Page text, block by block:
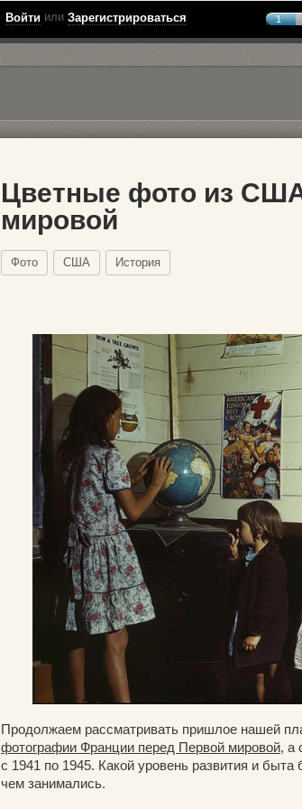
Войти или Зарегистрироваться 1
Цветные фото из
мировой
Фото США История
Продолжаем рассматривать пришлое нашей
фотографии Франции перед Первой мировой, а
с 1941 по 1945. Какой уровень развития и
чем занимались.